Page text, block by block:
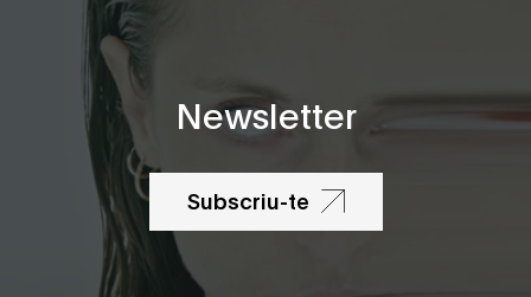
Newsletter
Subscriu-te